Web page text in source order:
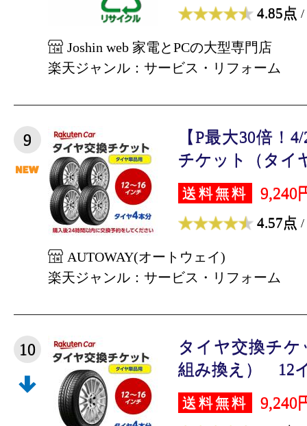
4.85点 /
Joshin web 家電とPCの大型専門店
楽天ジャンル：サービス・リフォーム
9
【P最大30倍！
チケット（タイ
送料無料 9,240
4.57点 /
AUTOWAY(オートウェイ)
楽天ジャンル：サービス・リフォーム
10
タイヤ交換チ
組み換え） 12
送料無料 9,240